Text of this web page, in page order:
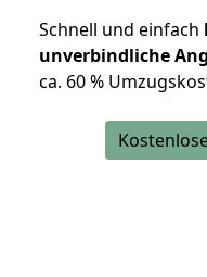
Schnell und einfach
unverbindliche
ca. 60 %